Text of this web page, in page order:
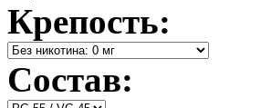
Крепость:
Состав: